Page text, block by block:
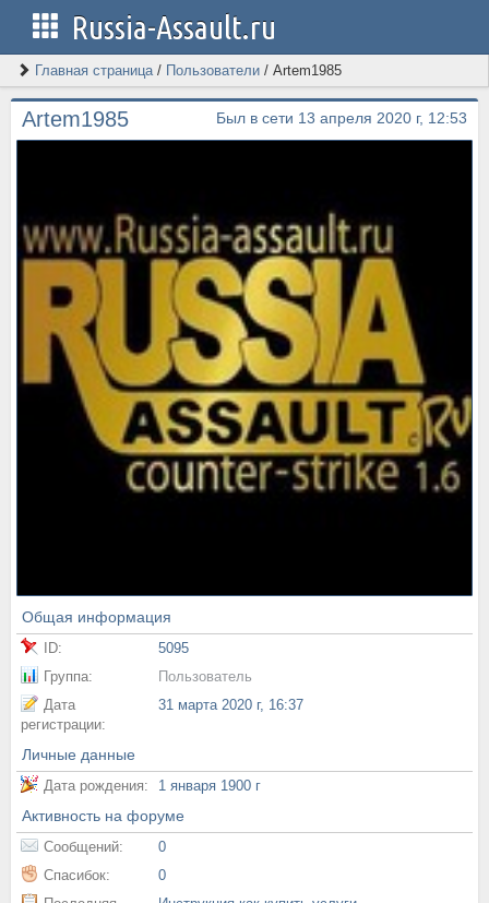
Russia-Assault.ru
Главная страница/ Пользователи / Artem1985
Artem1985 Был в сети 13 апреля 2020 г, 12:53
Общая информация
ID:
5095
Группа:
Пользователь
Дата
регистрации:
31 марта 2020 г, 16:37
Личные данные
Дата рождения: 1 января 1900 г
Активность на форуме
Сообщений:
0
Спасибок:
0